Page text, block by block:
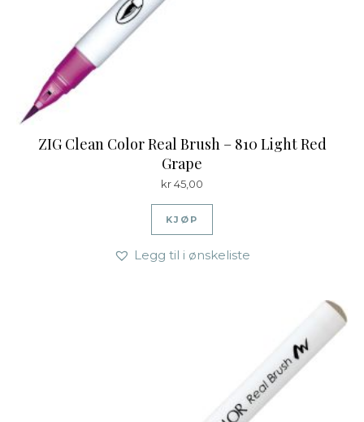
ZIG Clean Color Real Brush – 810 Light Red
Grape
kr45,00
KJØP
Legg til i ønskeliste